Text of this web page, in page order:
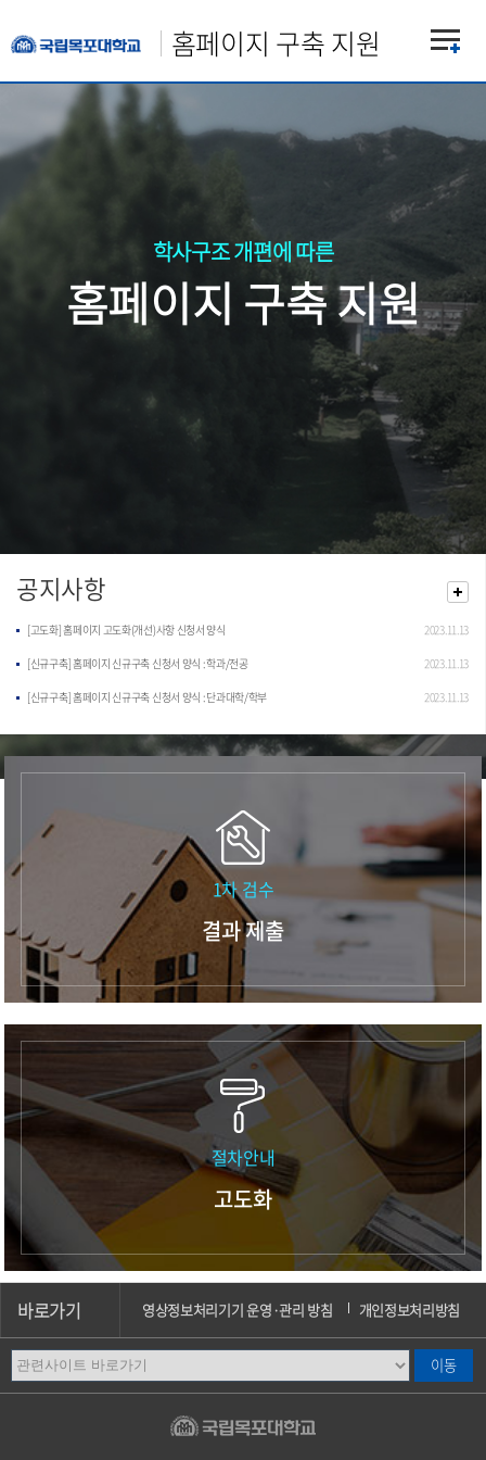
홈페이지 구축 지원
학사구조 개편에 따른
홈페이지 구축 지원
공지사항
[고도화] 홈페이지 고도화(개선)사항 신청서 양식 2023.11.13
[신규구축] 홈페이지 신규구축 신청서 양식 : 학과/전공 2023.11.13
[신규구축] 홈페이지 신규구축 신청서 양식 : 단과대학/학부 2023.11.13
1차 검수
결과 제출
절차안내
고도화
바로가기 영상정보처리기기 운영·관리 방침 개인정보처리방침
이메일무단수집거부 캠퍼스안내